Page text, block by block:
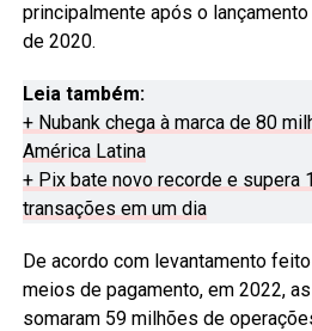
principalmente após o
de 2020.
Leia também:
+ Nubank chega à marca de 80
América Latina
+ Pix bate novo recorde e supera
transações em um dia
De acordo com levantamento
meios de pagamento, em 2022,
somaram 59 milhões de